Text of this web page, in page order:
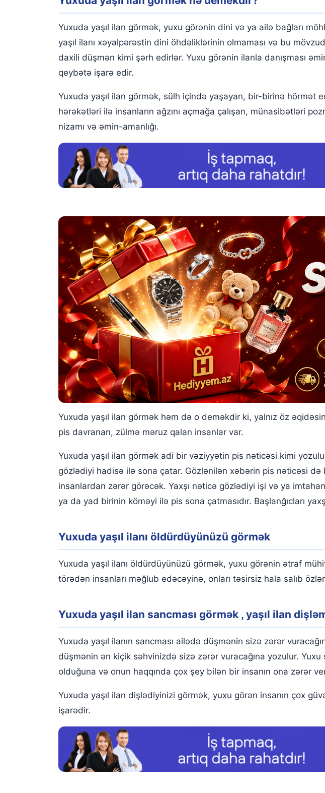
Yuxuda yaşıl ilan qovduğunu görmək
Yuxuda yaşıl ilandan qaçdığınızı görmək
Yuxuda yaşıl ilan görmək, yuxu görənin dini və ya ailə bağları
yaşıl ilanı xəyalpərəstin dini öhdəliklərinin olmaması və bu
daxili düşmən kimi şərh edirlər. Yuxu görənin ilanla danışması
qeybətə işarə edir.
Yuxuda yaşıl ilan görmək, sülh içində yaşayan, bir-birinə hörmət
hərəkətləri ilə insanların ağzını açmağa çalışan, münasibətləri
nizamı və əmin-amanlığı.
Yuxuda yaşıl ilan görmək həm də o deməkdir ki, yalnız öz
pis davranan, zülmə məruz qalan insanlar var.
Yuxuda yaşıl ilan görmək adi bir vəziyyətin pis nəticəsi kimi
gözlədiyi hadisə ilə sona çatar. Gözlənilən xəbərin pis nəticəsi də
insanlardan zərər görəcək. Yaxşı nəticə gözlədiyi işi və ya
ya da yad birinin köməyi ilə pis sona çatmasıdır. Başlanğıcları
Yuxuda yaşıl ilanı öldürdüyünüzü görmək
Yuxuda yaşıl ilanı öldürdüyünüzü görmək, yuxu görənin ətraf
törədən insanları məğlub edəcəyinə, onları təsirsiz hala salıb
Yuxuda yaşıl ilan sancması görmək , yaşıl ilan
Yuxuda yaşıl ilanın sancması ailədə düşmənin sizə zərər
düşmənin ən kiçik səhvinizdə sizə zərər vuracağına yozulur.
olduğuna və onun haqqında çox şey bilən bir insanın ona zərər
Yuxuda yaşıl ilan dişlədiyinizi görmək, yuxu görən insanın çox
işarədir.